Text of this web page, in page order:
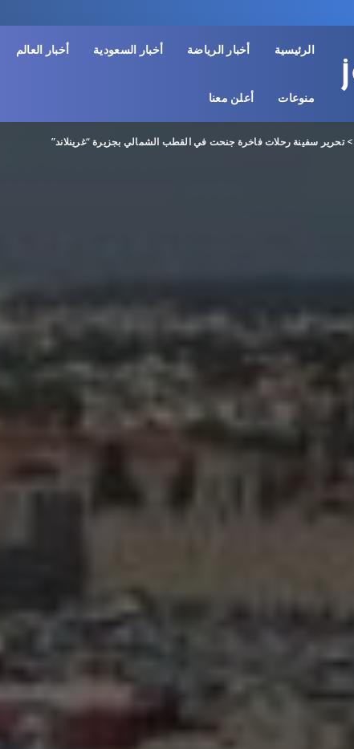
الرئيسية أخبار الرياضة أخبار السعودية أخبار العالم
منوعات أعلن معنا
تحرير سفينة رحلات فاخرة جنحت في القطب الشمالي بجزيرة “غرينلاند”